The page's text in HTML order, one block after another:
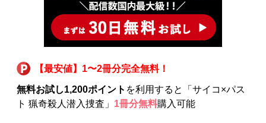
【最安値】1〜2冊分完全無料！
無料お試し1,200ポイント を利用すると「サイコ×パス
ト 猟奇殺人潜入捜査」 1冊分無料購入可能